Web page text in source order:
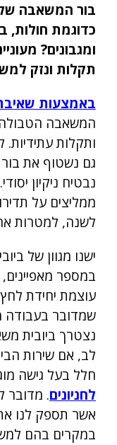
בור המשאבה
כדוגמת חולות,
ומגבונים?
תקלות ונזק
באמצעות
המשאבה הטבולה,
ותקלות
גם נשטוף את בור
נבטיח ניקיון
ממליצים על
לשנה, למטרות
ישנו מגוון של
במספר
עוצמת יחידת
שמדובר בעבודה
נצטרך ביובית
לב, אם שירות
חלל בעל גישה
לחניונים. מדובר
אשר תספק לנו
במקרים בהם